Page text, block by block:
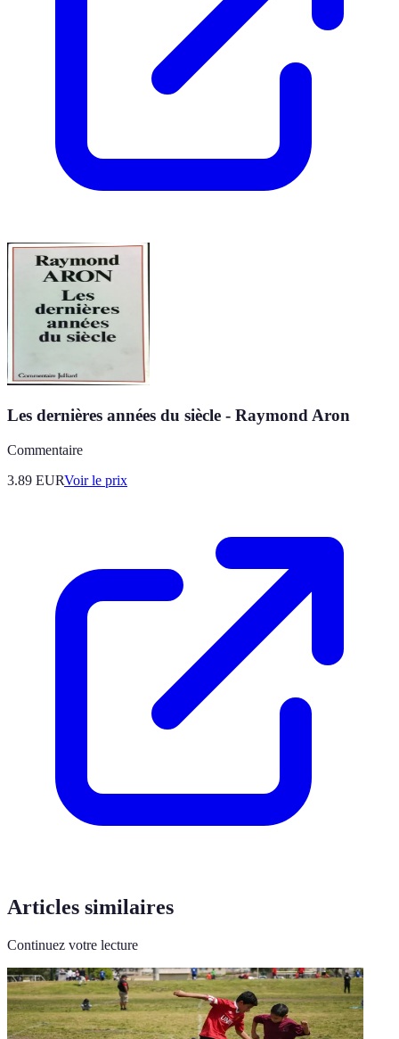
Les dernières années du siècle - Raymond Aron
Commentaire
3.89 EURVoir le prix
Articles similaires
Continuez votre lecture